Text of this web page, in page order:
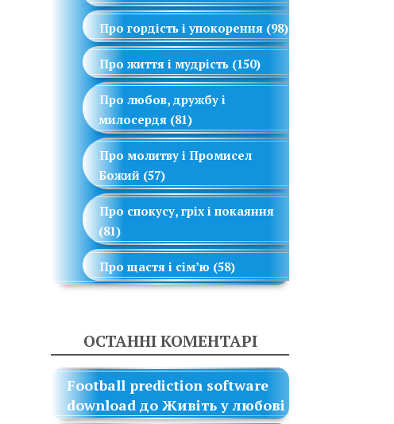
Про гордість і упокорення (98)
Про життя і мудрість (150)
Про любов, дружбу і
милосердя (81)
Про молитву і Промисел
Божий (57)
Про спокусу, гріх і покаяння
(81)
Про щастя і сім’ю (58)
ОСТАННІ КОМЕНТАРІ
Football prediction software
download до Живіть у любові